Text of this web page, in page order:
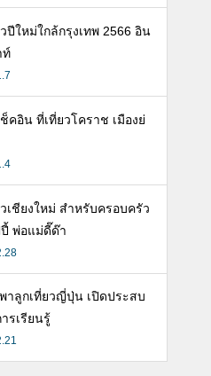
ปีใหม่ใกล้กรุงเทพ 2566 อิน
ท์
คอิน ที่เที่ยวโคราช เมืองย่
เชียงใหม่ สำหรับครอบครัว
พ่อแม่ดี๊ด๊า
าลูกเที่ยวญี่ปุ่น เปิดประสบ
รเรียนรู้